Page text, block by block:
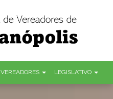
VEREADORES LEGISLATIVO